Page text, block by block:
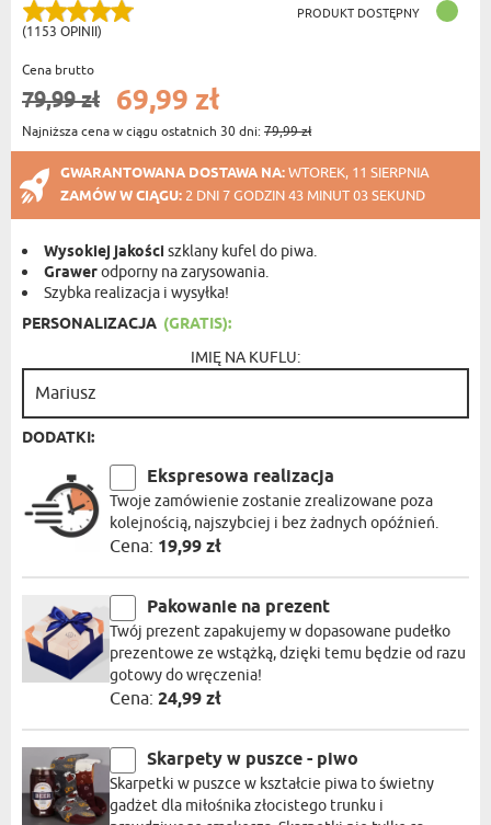
(1153 OPINII)
PRODUKT DOSTĘPNY
Cena brutto
79,99 zł 69,99 zł
Najniższa cena w ciągu ostatnich 30 dni:79,99 zł
GWARANTOWANA DOSTAWA NA:WTOREK, 11 SIERPNIA
ZAMÓW W CIĄGU: 2 DNI 7 GODZIN 43 MINUT 03 SEKUND
Wysokiej jakości szklany kufel do piwa.
Grawerodporny na zarysowania.
Szybka realizacja i wysyłka!
PERSONALIZACJA (GRATIS):
IMIĘ NA KUFLU:
DODATKI:
Ekspresowa realizacja
Twoje zamówienie zostanie zrealizowane poza
kolejnością, najszybciej i bez żadnych opóźnień.
Cena: 19,99 zł
Pakowanie na prezent
Twój prezent zapakujemy w dopasowane pudełko
prezentowe ze wstążką, dzięki temu będzie od razu
gotowy do wręczenia!
Cena: 24,99 zł
Skarpety w puszce - piwo
Skarpetki w puszce w kształcie piwa to świetny
gadżet dla miłośnika złocistego trunku i